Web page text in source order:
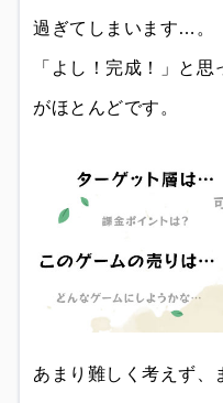
過ぎてしまいます…。
「よし！完成！」と
がほとんどです。
あまり難しく考えず、